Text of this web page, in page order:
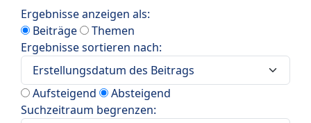
Ergebnisse anzeigen als:
Beiträge
Themen
Ergebnisse sortieren nach:
Aufsteigend
Absteigend
Suchzeitraum begrenzen: